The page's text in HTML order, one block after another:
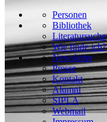
Personen
Bibliothek
Literatursuche
Wie finde ich?
Newsletter
Presse
Kontakt
Alumni
SIPLA
Webmail